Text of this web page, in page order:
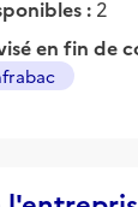
: 2
en fin de